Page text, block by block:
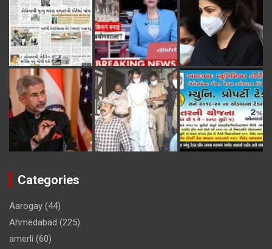
Categories
Aarogay (44)
Ahmedabad (225)
amerli (60)